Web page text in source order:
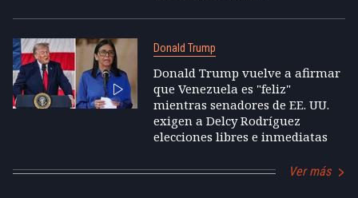
Donald Trump
Donald Trump vuelve a afirmar
que Venezuela es "feliz"
mientras senadores de EE. UU.
exigen a Delcy Rodríguez
elecciones libres e inmediatas
Ver más